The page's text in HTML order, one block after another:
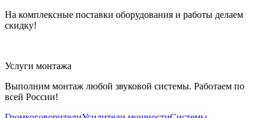
На комплексные поставки оборудования и работы делаем
скидку!
Услуги монтажа
Выполним монтаж любой звуковой системы. Работаем по
всей России!